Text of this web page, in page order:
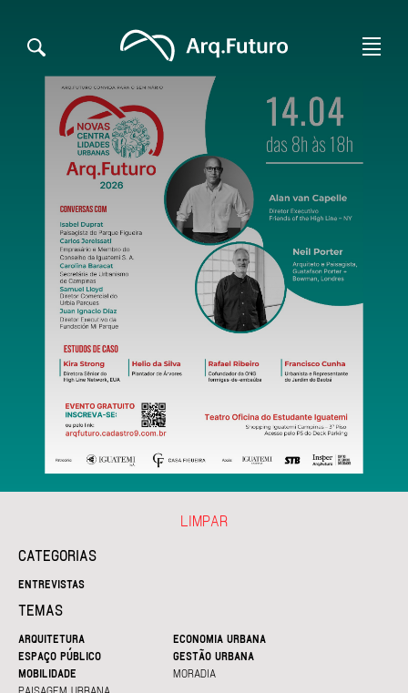
CATEGORIAS
ENTREVISTAS
TEMAS
ARQUITETURA
ECONOMIA URBANA
ESPAÇO PÚBLICO
GESTÃO URBANA
MOBILIDADE
MORADIA
PAISAGEM URBANA
LIMPAR